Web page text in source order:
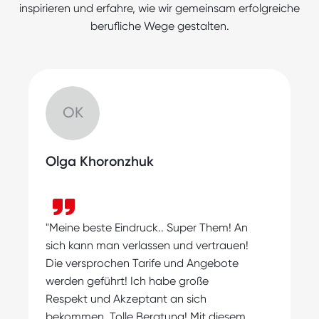
Teilzeitjobs, die zu Deinen Präferenzen
passen, warten auf Dich. Unsere Jobbörse
wird ständig aktualisiert, damit Du immer
voranzutreiben.
inspirieren und erfahre, wie wir gemeinsam erfolgreiche
berufliche Wege gestalten.
OK
Olga Khoronzhuk
"Meine beste Eindruck.. Super Them! An
sich kann man verlassen und vertrauen!
Die versprochen Tarife und Angebote
werden geführt! Ich habe große
Respekt und Akzeptant an sich